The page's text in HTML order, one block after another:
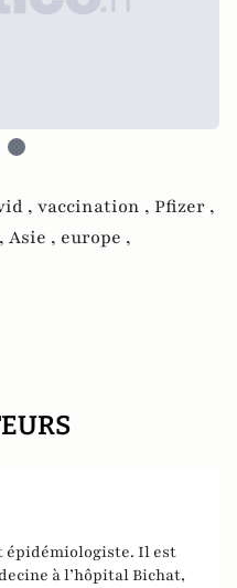
, vaccination , Pfizer ,
Asie , europe ,
épidémiologiste. Il est
à l’hôpital Bichat,